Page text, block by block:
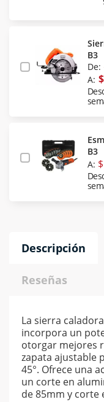
B3
De:
A:
B3
A:
Descripción
Reseñas
La sierra
incorpora un
otorgar mejores
zapata ajustable
45°. Ofrece una
un corte en
de 85mm y corte